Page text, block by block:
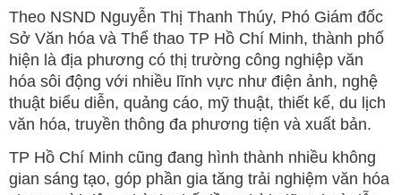
Theo NSND Nguyễn Thị Thanh Thúy, Phó Giám đốc
Sở Văn hóa và Thể thao TP Hồ Chí Minh, thành phố
hiện là địa phương có thị trường công nghiệp văn
hóa sôi động với nhiều lĩnh vực như điện ảnh, nghệ
thuật biểu diễn, quảng cáo, mỹ thuật, thiết kế, du lịch
văn hóa, truyền thông đa phương tiện và xuất bản.
TP Hồ Chí Minh cũng đang hình thành nhiều không
gian sáng tạo, góp phần gia tăng trải nghiệm văn hóa